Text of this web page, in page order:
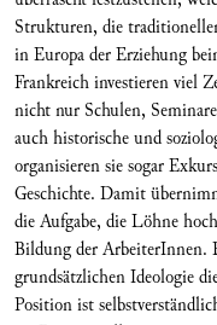
Strukturen, die
in Europa der Erziehung
Frankreich investieren viel
nicht nur Schulen,
auch historische und
organisieren sie sogar
Geschichte. Damit
die Aufgabe, die Löhne
Bildung der
grundsätzlichen Ideologie
Position ist